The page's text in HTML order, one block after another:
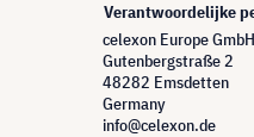
Verantwoordelijke
celexon Europe GmbH
Gutenbergstraße 2
48282 Emsdetten
Germany
info@celexon.de